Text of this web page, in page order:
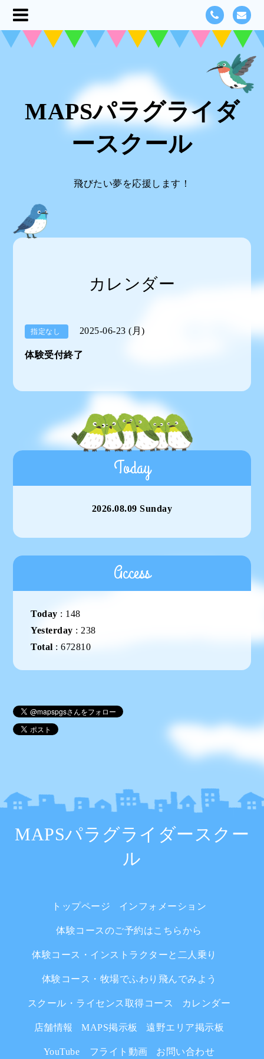
MAPSパラグライダ
ースクール
飛びたい夢を応援します！
カレンダー
指定なし 2025-06-23 (月)
体験受付終了
Today
2026.08.09 Sunday
Access
Today : 148
Yesterday : 238
Total :672810
MAPSパラグライダースクー
ル
トップページ インフォメーション
体験コースのご予約はこちらから
体験コース・インストラクターと二人乗り
体験コース・牧場でふわり飛んでみよう
スクール・ライセンス取得コース カレンダー
店舗情報 MAPS掲示板 遠野エリア掲示板
YouTube フライト動画 お問い合わせ